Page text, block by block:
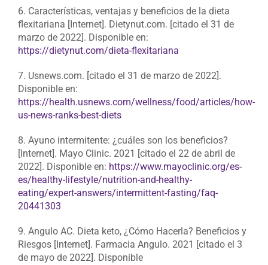
6. Características, ventajas y beneficios de la dieta
flexitariana [Internet]. Dietynut.com. [citado el 31 de
marzo de 2022]. Disponible en:
https://dietynut.com/dieta-flexitariana
7. Usnews.com. [citado el 31 de marzo de 2022].
Disponible en:
https://health.usnews.com/wellness/food/articles/how-
us-news-ranks-best-diets
8. Ayuno intermitente: ¿cuáles son los beneficios?
[Internet]. Mayo Clinic. 2021 [citado el 22 de abril de
2022]. Disponible en: https://www.mayoclinic.org/es-
es/healthy-lifestyle/nutrition-and-healthy-
eating/expert-answers/intermittent-fasting/faq-
20441303
9. Angulo AC. Dieta keto, ¿Cómo Hacerla? Beneficios y
Riesgos [Internet]. Farmacia Angulo. 2021 [citado el 3
de mayo de 2022]. Disponible